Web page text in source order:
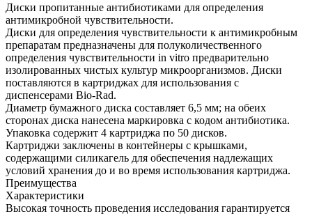
Диски пропитанные антибиотиками для определения
антимикробной чувствительности.
Диски для определения чувствительности к антимикробным
препаратам предназначены для полуколичественного
определения чувствительности in vitro предварительно
изолированных чистых культур микроорганизмов. Диски
поставляются в картриджах для использования с
диспенсерами Bio-Rad.
Диаметр бумажного диска составляет 6,5 мм; на обеих
сторонах диска нанесена маркировка с кодом антибиотика.
Упаковка содержит 4 картриджа по 50 дисков.
Картриджи заключены в контейнеры с крышками,
содержащими силикагель для обеспечения надлежащих
условий хранения до и во время использования картриджа.
Преимущества
Характеристики
Высокая точность проведения исследования гарантируется